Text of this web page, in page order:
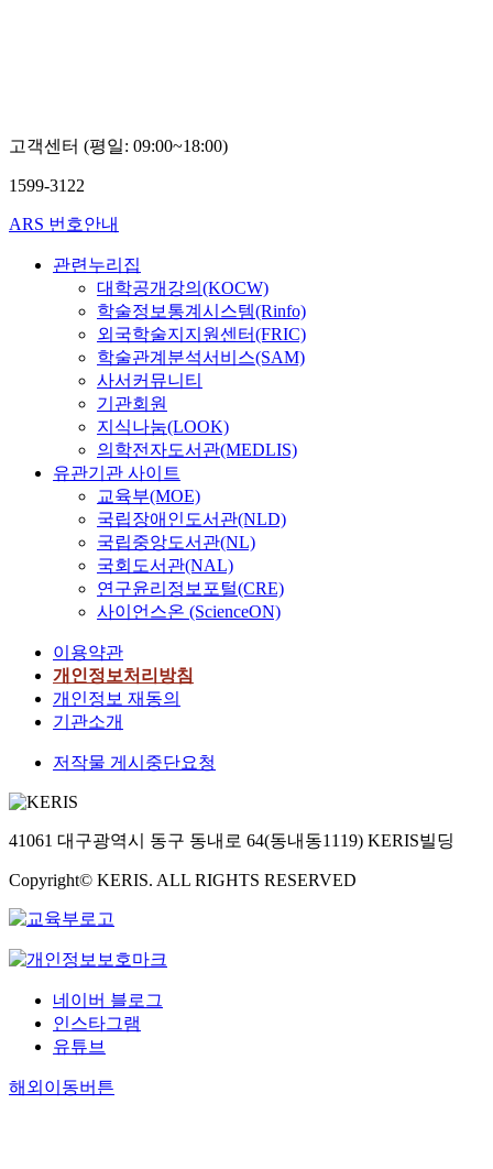
고객센터 (평일: 09:00~18:00)
1599-3122
ARS 번호안내
관련누리집
대학공개강의(KOCW)
학술정보통계시스템(Rinfo)
외국학술지지원센터(FRIC)
학술관계분석서비스(SAM)
사서커뮤니티
기관회원
지식나눔(LOOK)
의학전자도서관(MEDLIS)
유관기관 사이트
교육부(MOE)
국립장애인도서관(NLD)
국립중앙도서관(NL)
국회도서관(NAL)
연구윤리정보포털(CRE)
사이언스온 (ScienceON)
이용약관
개인정보처리방침
개인정보 재동의
기관소개
저작물 게시중단요청
41061 대구광역시 동구 동내로 64(동내동1119) KERIS빌딩
Copyright© KERIS. ALL RIGHTS RESERVED
네이버 블로그
인스타그램
유튜브
해외이동버튼